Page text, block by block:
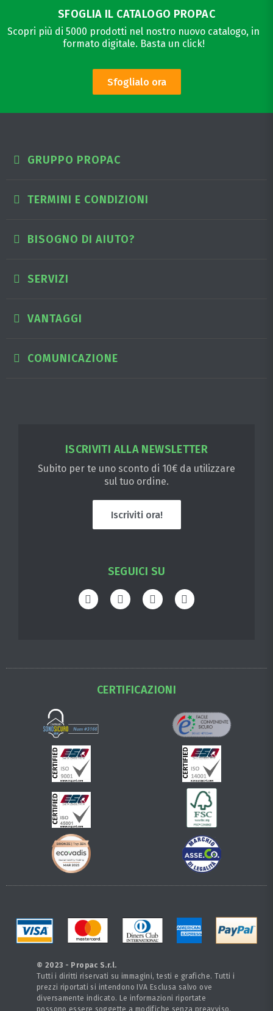
SFOGLIA IL CATALOGO PROPAC
Scopri più di 5000 prodotti nel nostro nuovo catalogo, in
formato digitale. Basta un click!
Sfoglialo ora
GRUPPO PROPAC
TERMINI E CONDIZIONI
BISOGNO DI AIUTO?
SERVIZI
VANTAGGI
COMUNICAZIONE
ISCRIVITI ALLA NEWSLETTER
Subito per te uno sconto di 10€ da utilizzare
sul tuo ordine.
Iscriviti ora!
SEGUICI SU
CERTIFICAZIONI
© 2023 - Propac S.r.l.
Tutti i diritti riservati su immagini, testi e grafiche. Tutti i
prezzi riportati si intendono IVA Esclusa salvo ove
diversamente indicato. Le informazioni riportate
possono essere soggette a modifiche senza preavviso.